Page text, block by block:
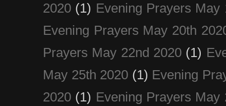
2020 (1) Evening Prayers May
Evening Prayers May 20th
Prayers May 22nd 2020 (1)
May 25th 2020 (1) Evening
2020 (1) Evening Prayers May